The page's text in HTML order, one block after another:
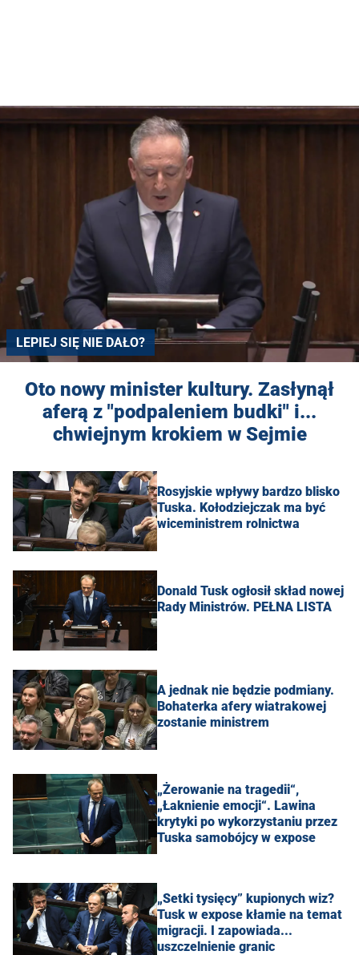
LEPIEJ SIĘ NIE DAŁO?
Oto nowy minister kultury. Zasłynął
aferą z "podpaleniem budki" i...
chwiejnym krokiem w Sejmie
Rosyjskie wpływy bardzo blisko
Tuska. Kołodziejczak ma być
wiceministrem rolnictwa
Donald Tusk ogłosił skład nowej
Rady Ministrów. PEŁNA LISTA
A jednak nie będzie podmiany.
Bohaterka afery wiatrakowej
zostanie ministrem
„Żerowanie na tragedii“,
„Łaknienie emocji“. Lawina
krytyki po wykorzystaniu przez
Tuska samobójcy w expose
„Setki tysięcy” kupionych wiz?
Tusk w expose kłamie na temat
migracji. I zapowiada...
uszczelnienie granic